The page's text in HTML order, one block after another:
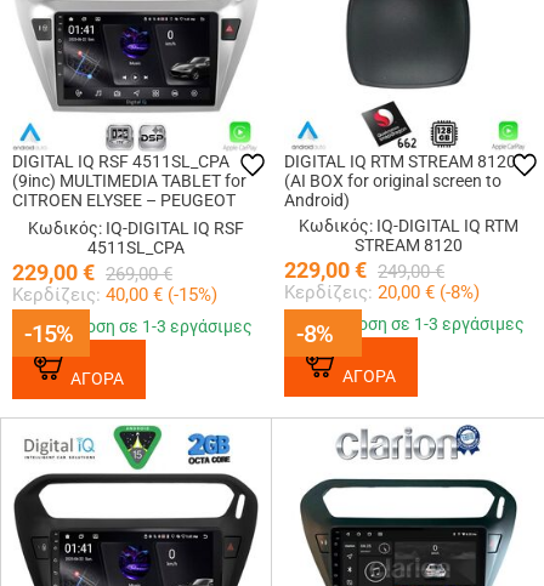
-15%
DIGITAL IQ RSF 4511SL_CPA
(9inc) MULTIMEDIA TABLET for
CITROEN ELYSEE – PEUGEOT
301 mod. 2013-2026 (SILVER)
Κωδικός: IQ-DIGITAL IQ RSF
4511SL_CPA
229,00€ 269,00 €
Κερδίζεις: 40,00 € (-15%)
-15%
Παράδοση σε 1-3 εργάσιμες
ΑΓΟΡΑ
-8%
DIGITAL IQ RTM STREAM 8120
(AI BOX for original screen to
Android)
Κωδικός: IQ-DIGITAL IQ RTM
STREAM 8120
229,00€ 249,00 €
Κερδίζεις: 20,00 € (-8%)
-8%
Παράδοση σε 1-3 εργάσιμες
ΑΓΟΡΑ